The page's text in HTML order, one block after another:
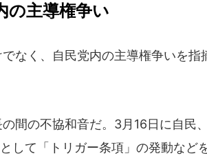
の主導権争い
なく、自民党内の主導権争いを指
間の不協和音だ。3月16日に自民
して「トリガー条項」の発動など